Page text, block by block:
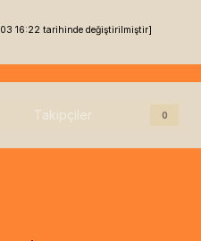
16:22 tarihinde değiştirilmiştir]
Takipçiler 0